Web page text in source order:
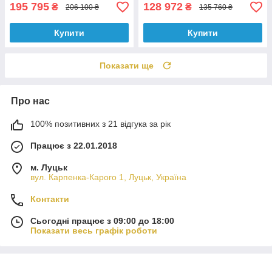
195 795 ₴ 206 100 ₴
Купити
128 972 ₴ 135 760 ₴
Купити
Показати ще
Про нас
100% позитивних з 21 відгука за рік
Працює з 22.01.2018
м. Луцьк
вул. Карпенка-Карого 1, Луцьк, Україна
Контакти
Сьогодні працює з 09:00 до 18:00
Показати весь графік роботи